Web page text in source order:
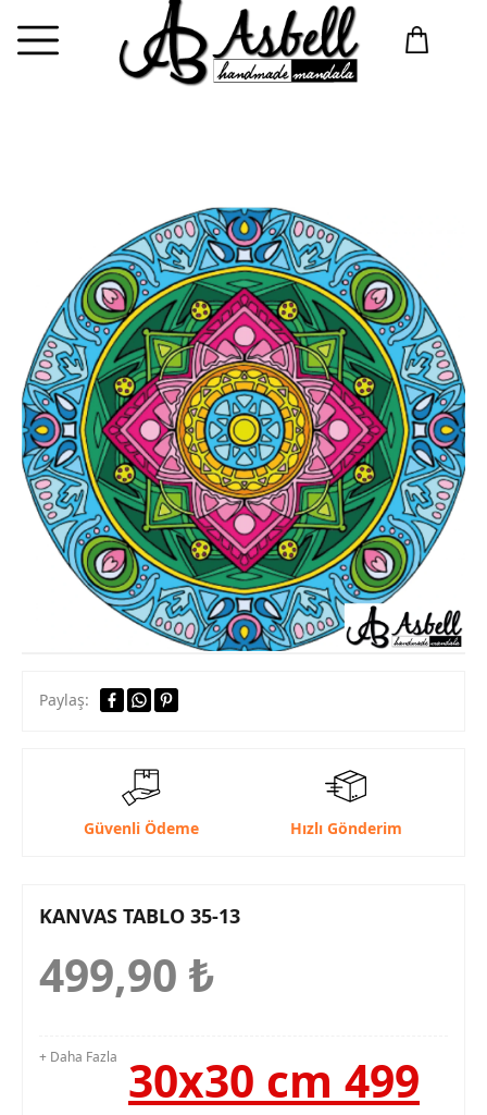
Paylaş:
Güvenli Ödeme Hızlı Gönderim
KANVAS TABLO 35-13
499,90 ₺
+ Daha Fazla
30x30 cm 499